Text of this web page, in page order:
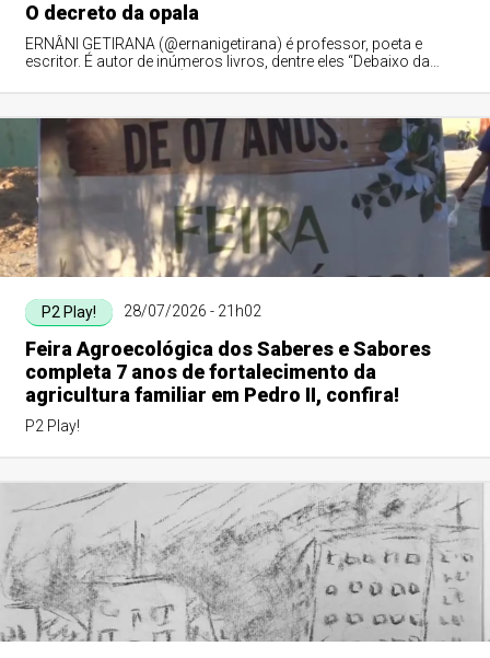
O decreto da opala
ERNÂNI GETIRANA (@ernanigetirana) é professor, poeta e
escritor. É autor de inúmeros livros, dentre eles “Debaixo da
P2 Play! 28/07/2026 - 21h02
Feira Agroecológica dos Saberes e Sabores
completa 7 anos de fortalecimento da
agricultura familiar em Pedro II, confira!
P2 Play!